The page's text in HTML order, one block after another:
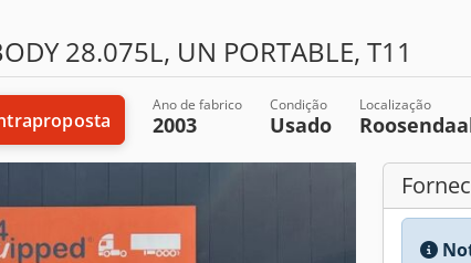
28.075L, UN PORTABLE, T11
Ano de fabrico
2003
Condição
Usado
Localização